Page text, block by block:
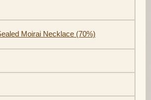
Moirai Necklace (70%)